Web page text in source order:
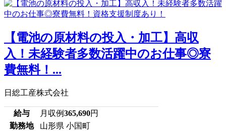
【電池の原材料の投入・加工】高収
入！未経験者多数活躍中のお仕事◎寮
費無料！...
日総工産株式会社
給与 月収例365,690円
勤務地
山形県 小国町